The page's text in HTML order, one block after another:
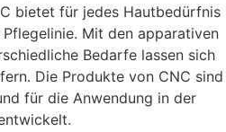
bietet für jedes Hautbedürfnis
Mit den apparativen
Bedarfe lassen sich
Die Produkte von CNC sind
für die Anwendung in der